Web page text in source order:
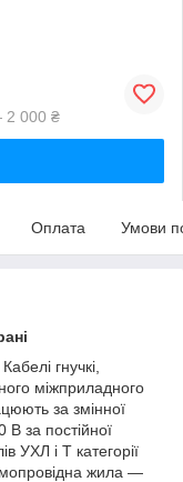
2 000 ₴
Оплата Умови
гнучкі,
міжприладного
за змінної
за постійної
УХЛ і Т категорії
жила —